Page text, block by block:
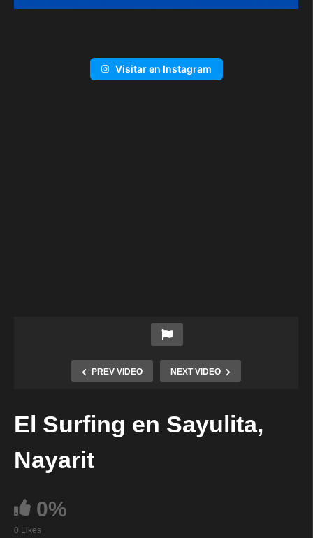
Visitar en Instagram
PREV VIDEO NEXT VIDEO
El Surfing en Sayulita,
Nayarit
0%
0 Likes